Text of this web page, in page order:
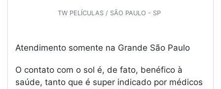
TW PELÍCULAS / SÃO PAULO - SP
Atendimento somente na Grande São Paulo
O contato com o sol é, de fato, benéfico à
saúde, tanto que é super indicado por médicos